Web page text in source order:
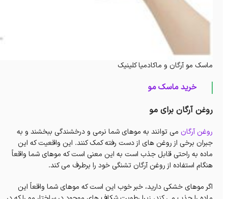
ماسک مو آرگان و ماکادمیا کلینیک
خرید ماسک مو
روغن آرگان برای مو
روغن آرگان می توانند به موهای شما نرمی و درخشندگی ببخشند و به
جبران برخی از روغن های از دست رفته کمک کنند. این واقعیت که این
ماده به راحتی قابل جذب است به این معنی است که موهای شما واقعاً
هنگام استفاده از روغن آرگان تشنگی خود را برطرف می کند.
اگر موهای خشکی دارید، خبر خوب این است که موهای شما واقعاً این